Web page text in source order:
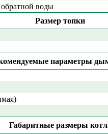
воды
Размер топки
параметры
Габаритные размеры